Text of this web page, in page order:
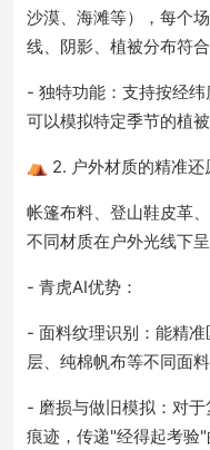
沙漠、海滩等），每个
线、阴影、植被分布符合
- 独特功能：支持按经
可以模拟特定季节的植
⛺ 2. 户外材质的精准还
帐篷布料、登山鞋皮革
不同材质在户外光线下呈
- 青虎AI优势：
- 面料纹理识别：能精
层、纯棉帆布等不同面料
- 磨损与做旧模拟：对
痕迹，传递"经得起考验"